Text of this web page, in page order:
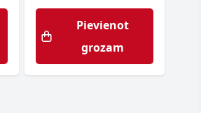
Pievienot
grozam